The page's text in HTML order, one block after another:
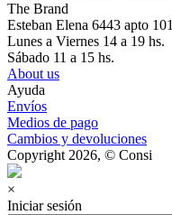
The Brand
Esteban Elena 6443 apto 101
Lunes a Viernes 14 a 19 hs.
Sábado 11 a 15 hs.
About us
Ayuda
Envíos
Medios de pago
Cambios y devoluciones
Copyright 2026, © Consi
×
Iniciar sesión